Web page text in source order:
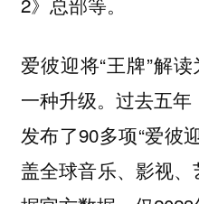
爱彼迎将“王牌”解
一种升级。过去五
发布了90多项“爱彼
盖全球音乐、影视